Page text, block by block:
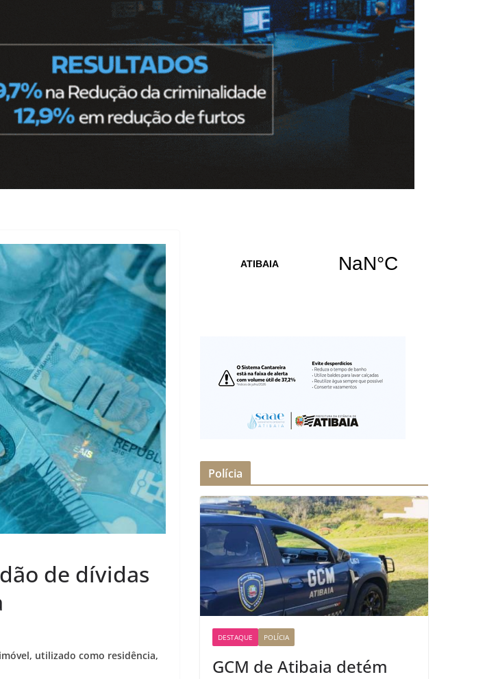
de dívidas
utilizado como residência,
Polícia
DESTAQUE POLÍCIA
GCM de Atibaia detém